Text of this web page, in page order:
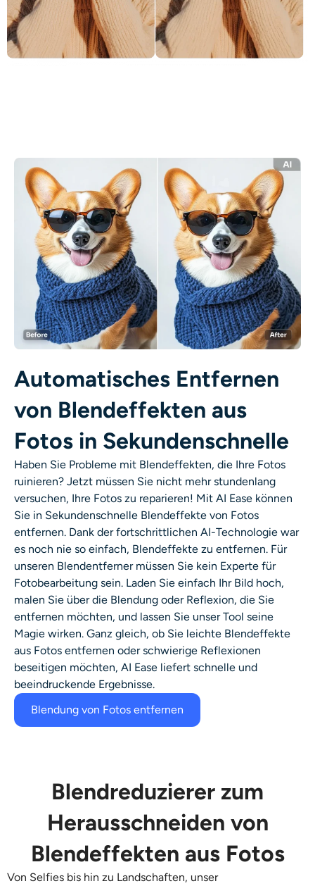
KI neu einfärben
KI-Stil-Bildgenerator
Kleiderbügel
KI-Baby
KI-Filter
Headshot-Generator Pro
KI-Headshot-Generator
Video-Werkzeuge
Videoeffekte
Video-Verstärker
Video-Wasserzeichen-Entferner
Automatisches Entfernen
von Blendeffekten aus
Fotos in Sekundenschnelle
Haben Sie Probleme mit Blendeffekten, die Ihre Fotos
ruinieren? Jetzt müssen Sie nicht mehr stundenlang
versuchen, Ihre Fotos zu reparieren! Mit AI Ease können
Sie in Sekundenschnelle Blendeffekte von Fotos
entfernen. Dank der fortschrittlichen AI-Technologie war
es noch nie so einfach, Blendeffekte zu entfernen. Für
unseren Blendentferner müssen Sie kein Experte für
Fotobearbeitung sein. Laden Sie einfach Ihr Bild hoch,
malen Sie über die Blendung oder Reflexion, die Sie
entfernen möchten, und lassen Sie unser Tool seine
Magie wirken. Ganz gleich, ob Sie leichte Blendeffekte
aus Fotos entfernen oder schwierige Reflexionen
beseitigen möchten, AI Ease liefert schnelle und
beeindruckende Ergebnisse.
Blendung von Fotos entfernen
Blendreduzierer zum
Herausschneiden von
Blendeffekten aus Fotos
Von Selfies bis hin zu Landschaften, unser